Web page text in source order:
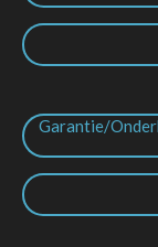
Garantie/